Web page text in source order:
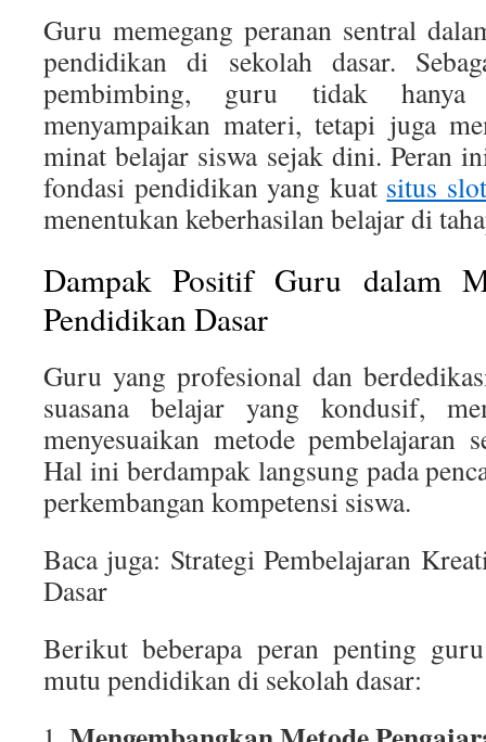
Guru memegang peranan sentral
pendidikan di sekolah dasar.
pembimbing, guru tidak hanya
menyampaikan materi, tetapi juga
minat belajar siswa sejak dini. Peran
fondasi pendidikan yang kuat situs slot
menentukan keberhasilan belajar di
Dampak Positif Guru dalam
Pendidikan Dasar
Guru yang profesional dan
suasana belajar yang kondusif,
menyesuaikan metode pembelajaran
Hal ini berdampak langsung pada
perkembangan kompetensi siswa.
Baca juga: Strategi Pembelajaran
Dasar
Berikut beberapa peran penting
mutu pendidikan di sekolah dasar: